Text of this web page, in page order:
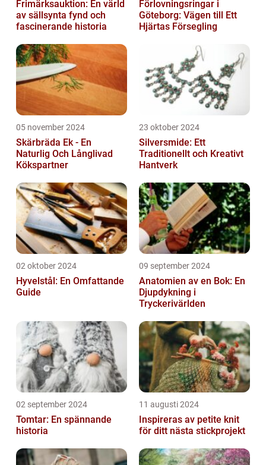
Frimärksauktion: En värld
av sällsynta fynd och
fascinerande historia
Förlovningsringar i
Göteborg: Vägen till Ett
Hjärtas Försegling
05 november 2024
Skärbräda Ek - En
Naturlig Och Långlivad
Kökspartner
23 oktober 2024
Silversmide: Ett
Traditionellt och Kreativt
Hantverk
02 oktober 2024
Hyvelstål: En Omfattande
Guide
09 september 2024
Anatomien av en Bok: En
Djupdykning i
Tryckerivärlden
02 september 2024
Tomtar: En spännande
historia
11 augusti 2024
Inspireras av petite knit
för ditt nästa stickprojekt